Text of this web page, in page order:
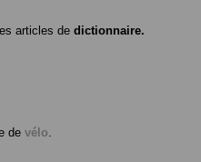
articles de dictionnaire.
de vélo